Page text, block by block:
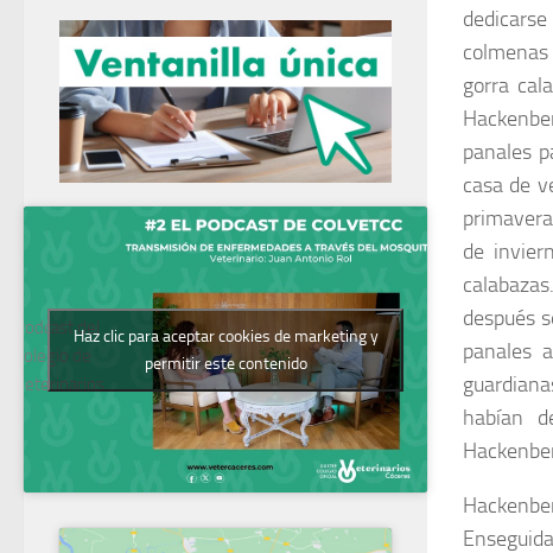
gorra
panales
casa de
de
después
panales
habían
Podcast del
Colegio de
Veterinarios
Haz clic para aceptar cookies de marketing y
permitir este contenido